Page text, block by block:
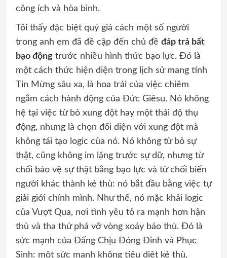
công ích và hòa bình.
Tôi thấy đặc biệt quý giá cách một số người
trong anh em đã đề cập đến chủ đề đáp trả bất
bạo độngtrước nhiều hình thức bạo lực. Đó là
một cách thức hiện diện trong lịch sử mang tính
Tin Mừng sâu xa, là hoa trái của việc chiêm
ngắm cách hành động của Đức Giêsu. Nó không
hệ tại việc từ bỏ xung đột hay một thái độ thụ
động, nhưng là chọn đối diện với xung đột mà
không tái tạo logic của nó. Nó không từ bỏ sự
thật, cũng không im lặng trước sự dữ, nhưng từ
chối bảo vệ sự thật bằng bạo lực và từ chối biến
người khác thành kẻ thù: nó bắt đầu bằng việc tự
giải giới chính mình. Như thế, nó mặc khải logic
của Vượt Qua, nơi tình yêu tỏ ra mạnh hơn hận
thù và tha thứ phá vỡ vòng xoáy báo thù. Đó là
sức mạnh của Đấng Chịu Đóng Đinh và Phục
Sinh: một sức mạnh không tiêu diệt kẻ thù,